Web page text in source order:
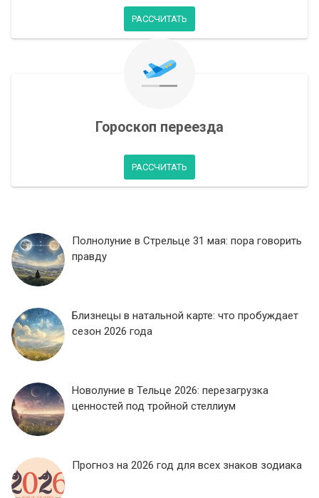
РАССЧИТАТЬ
Гороскоп переезда
РАССЧИТАТЬ
Полнолуние в Стрельце 31 мая: пора говорить
правду
Близнецы в натальной карте: что пробуждает
сезон 2026 года
Новолуние в Тельце 2026: перезагрузка
ценностей под тройной стеллиум
Прогноз на 2026 год для всех знаков зодиака